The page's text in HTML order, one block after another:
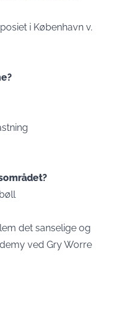
i København v.
det sanselige og
ved Gry Worre